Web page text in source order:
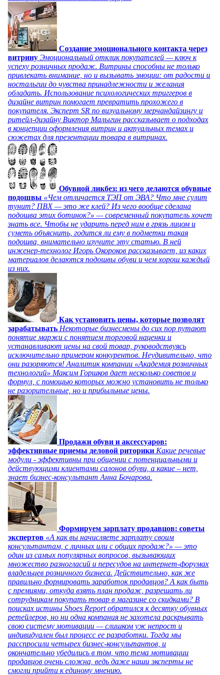
Создание эмоционального контакта через
витрину Эмоциональный отклик покупателей — ключ к
успеху розничных продаж. Витрины способны не только
привлекать внимание, но и вызывать эмоции: от радости и
ностальгии до чувства принадлежности и желания
обладать. Использование психологических триггеров в
дизайне витрин помогает превратить прохожего в
покупателя. Эксперт SR по визуальному мерчандайзингу и
ритейл-дизайну Виктор Малыгин рассказывает о подходах
в концепции оформления витрин и актуальных темах и
сюжетах для презентации товара в витринах.
Обувной ликбез: из чего делаются обувные
подошвы «Чем отличается ТЭП от ЭВА? Что мне сулит
тунит? ПВХ — это же клей? Из чего вообще сделана
подошва этих ботинок?» — современный покупатель хочет
знать все. Чтобы не ударить перед ним в грязь лицом и
суметь объяснить, годится ли ему в подметки такая
подошва, внимательно изучите эту статью. В ней
инженер-технолог Игорь Окороков рассказывает, из каких
материалов делаются подошвы обуви и чем хорош каждый
из них.
Как установить цены, которые позволят
зарабатывать Некоторые бизнесмены до сих пор путают
понятие маржи с понятием торговой наценки и
устанавливают цены на свой товар, руководствуясь
исключительно примером конкурентов. Неудивительно, что
они разоряются! Аналитик компании «Академия розничных
технологий» Максим Горшков дает несколько советов и
формул, с помощью которых можно установить не только
не разорительные, но и прибыльные цены.
Продажи обуви и аксессуаров:
эффективные приемы деловой риторики Какие речевые
модули - эффективны при общении с потенциальными и
действующими клиентами салонов обуви, а какие – нет,
знает бизнес-консультант Анна Бочарова.
Формируем зарплату продавцов: советы
экспертов «А как вы начисляете зарплату своим
консультантам, с личных или с общих продаж?» — это
один из самых популярных вопросов, вызывающих
множество разногласий и пересудов на интернет-форумах
владельцев розничного бизнеса. Действительно, как же
правильно формировать заработок продавцов? А как быть
с премиями, откуда взять план продаж, разрешать ли
сотрудникам покупать товар в магазине со скидками? В
поисках истины Shoes Report обратился к десятку обувных
ретейлеров, но ни одна компания не захотела раскрывать
свою систему мотивации — слишком уж непрост и
индивидуален был процесс ее разработки. Тогда мы
расспросили четырех бизнес-консультантов, и
окончательно убедились в том, что тема мотивации
продавцов очень сложна, ведь даже наши эксперты не
смогли прийти к единому мнению.